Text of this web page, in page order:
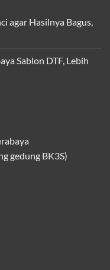
agar Hasilnya Bagus,
Sablon DTF, Lebih
gedung BK3S)